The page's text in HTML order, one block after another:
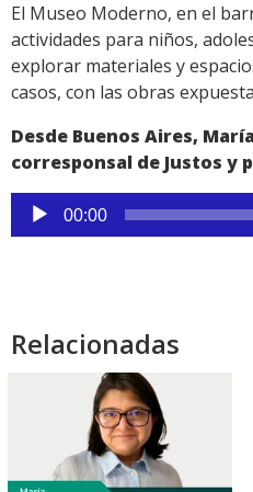
El Museo Moderno, en el
actividades para niños,
explorar materiales y
casos, con las obras
Desde Buenos Aires,
corresponsal de Justos y
Reproductor
de
00:00
Relacionadas